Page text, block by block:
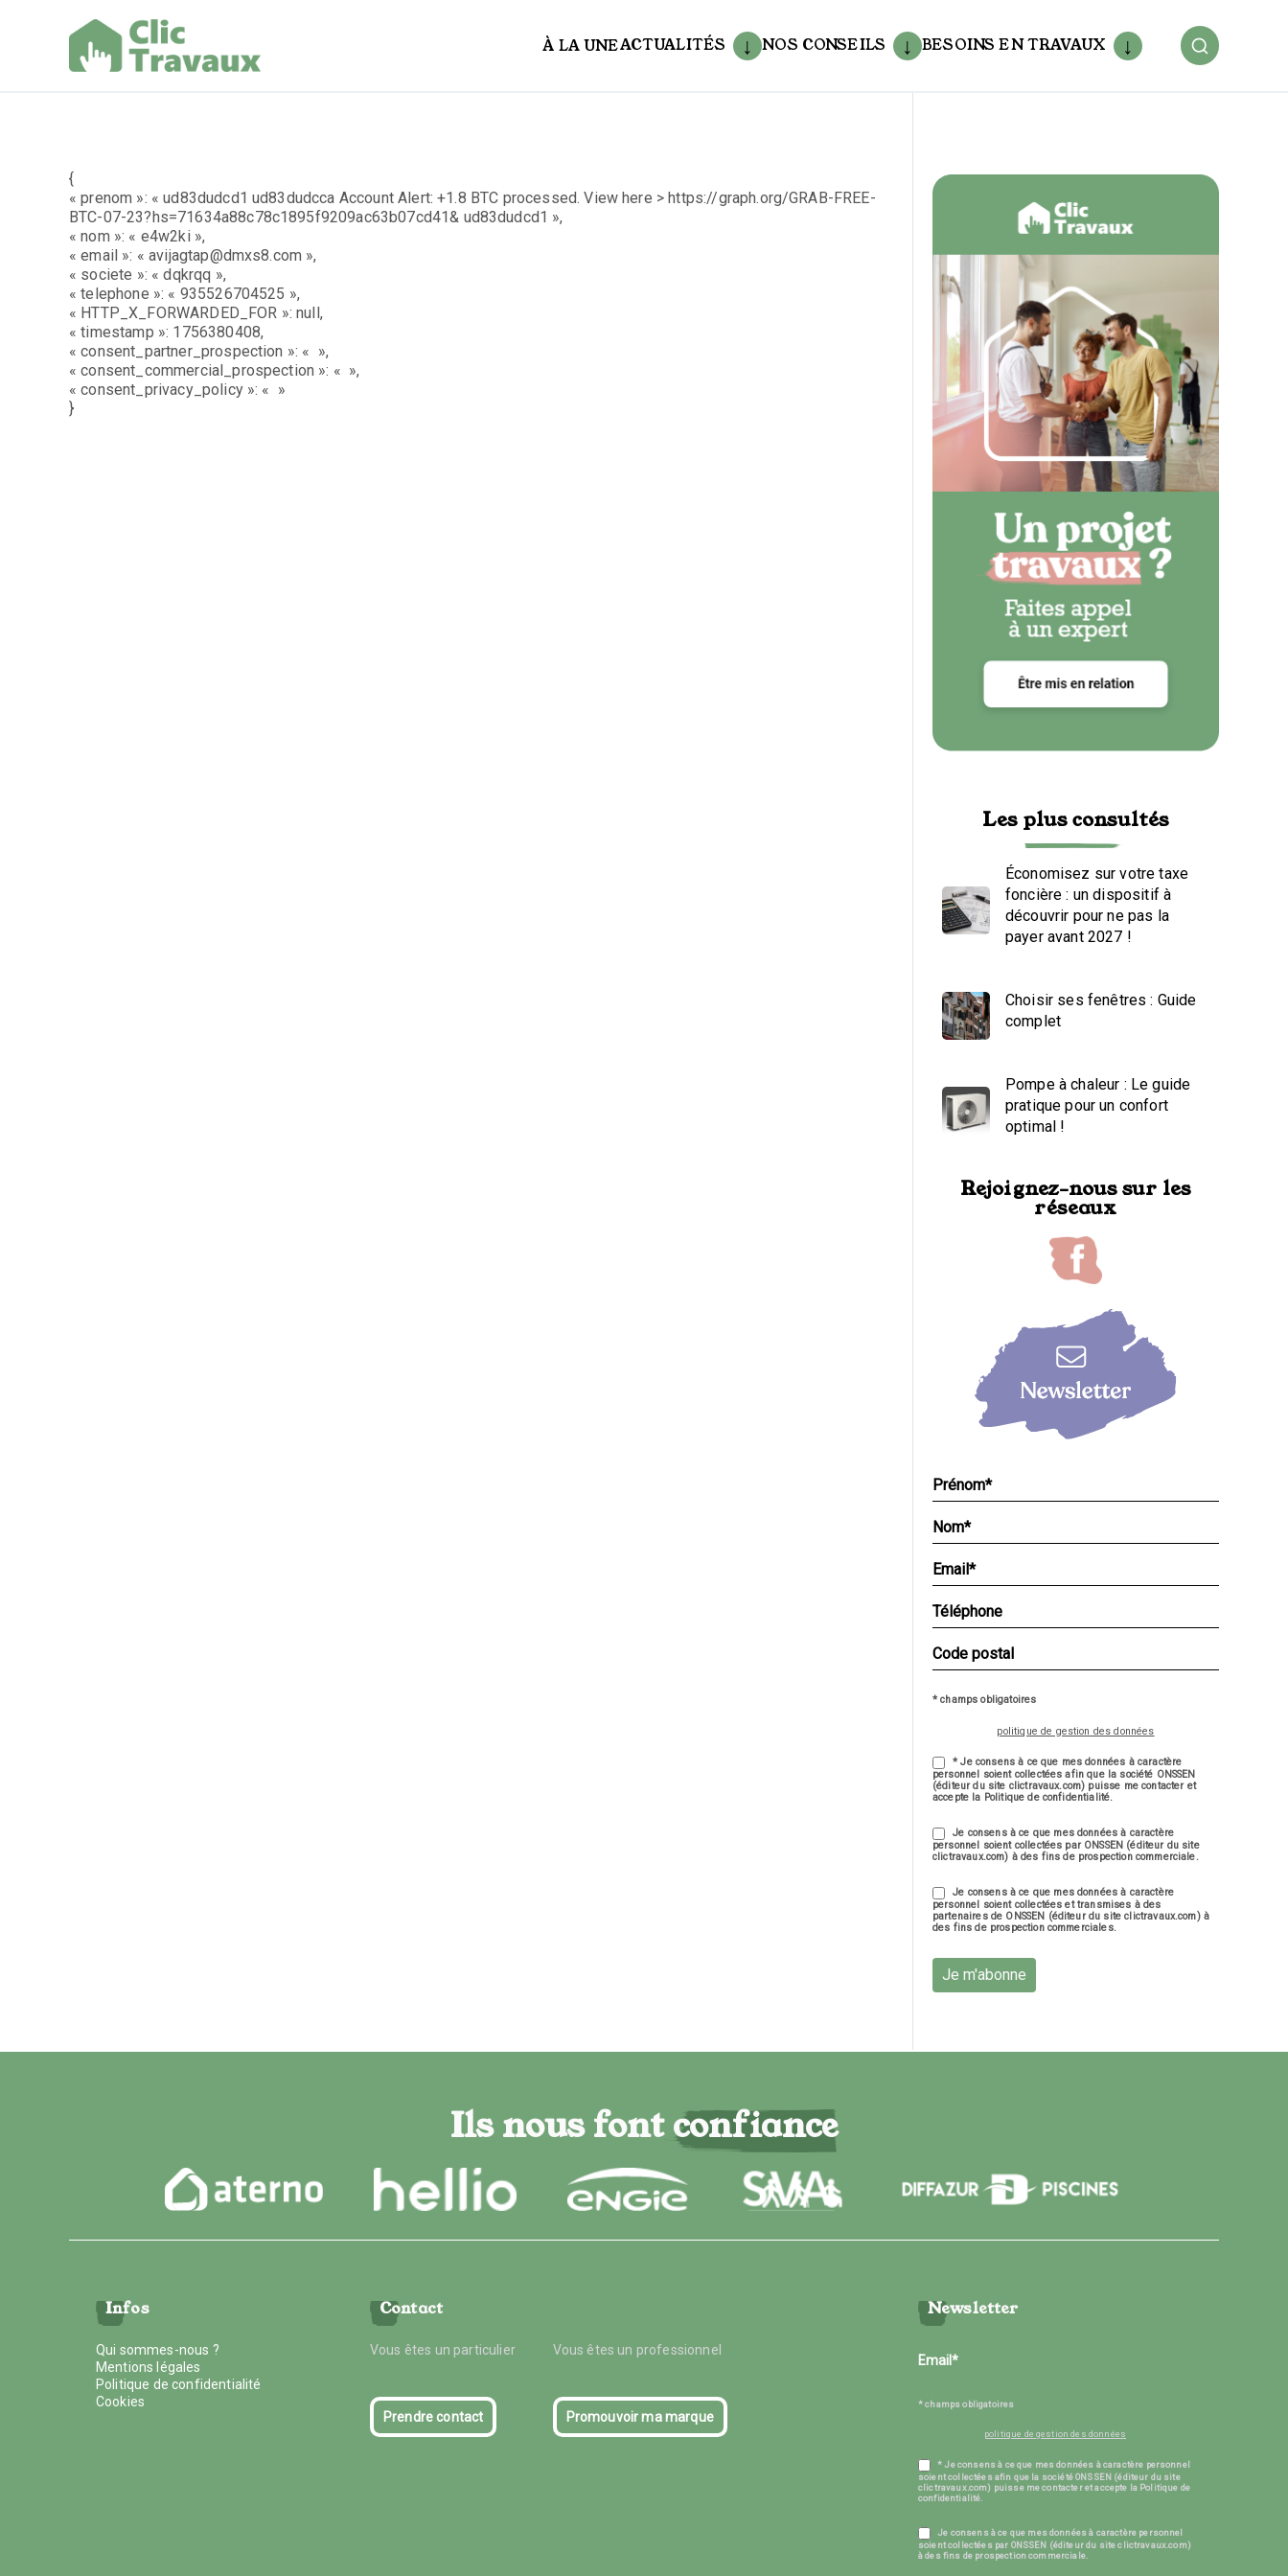
À LA UNEACTUALITÉS NOS CONSEILS BESOINS EN TRAVAUX
{
« prenom »: « ud83dudcd1 ud83dudcca Account Alert: +1.8 BTC processed. View here > https://graph.org/GRAB-FREE-
BTC-07-23?hs=71634a88c78c1895f9209ac63b07cd41& ud83dudcd1 »,
« nom »: « e4w2ki »,
« email »: « avijagtap@dmxs8.com »,
« societe »: « dqkrqq »,
« telephone »: « 935526704525 »,
« HTTP_X_FORWARDED_FOR »: null,
« timestamp »: 1756380408,
« consent_partner_prospection »: « »,
« consent_commercial_prospection »: « »,
« consent_privacy_policy »: « »
}
Les plus consultés
Économisez sur votre taxe
foncière : un dispositif à
découvrir pour ne pas la
payer avant 2027 !
Choisir ses fenêtres : Guide
complet
Pompe à chaleur : Le guide
pratique pour un confort
optimal !
Rejoignez-nous sur les
réseaux
* champs obligatoires
politique de gestion des données
* Je consens à ce que mes données à caractère
personnel soient collectées afin que la société ONSSEN
(éditeur du site clictravaux.com) puisse me contacter et
accepte la Politique de confidentialité.
Je consens à ce que mes données à caractère
personnel soient collectées par ONSSEN (éditeur du site
clictravaux.com) à des fins de prospection commerciale.
Je consens à ce que mes données à caractère
personnel soient collectées et transmises à des
partenaires de ONSSEN (éditeur du site clictravaux.com) à
des fins de prospection commerciales.
Je m'abonne
Ils nous font confiance
Infos
Qui sommes-nous ?
Mentions légales
Politique de confidentialité
Cookies
Contact
Vous êtes un particulier Vous êtes un professionnel
Prendre contact Promouvoir ma marque
Newsletter
* champs obligatoires
politique de gestion des données
* Je consens à ce que mes données à caractère personnel
soient collectées afin que la société ONSSEN (éditeur du site
clictravaux.com) puisse me contacter et accepte la Politique de
confidentialité.
Je consens à ce que mes données à caractère personnel
soient collectées par ONSSEN (éditeur du site clictravaux.com)
à des fins de prospection commerciale.